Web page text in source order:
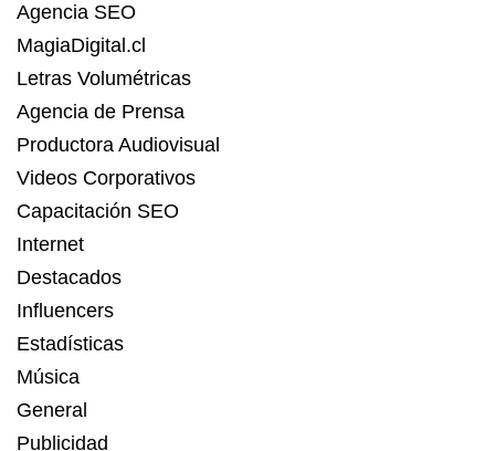
Agencia SEO
MagiaDigital.cl
Letras Volumétricas
Agencia de Prensa
Productora Audiovisual
Videos Corporativos
Capacitación SEO
Internet
Destacados
Influencers
Estadísticas
Música
General
Publicidad